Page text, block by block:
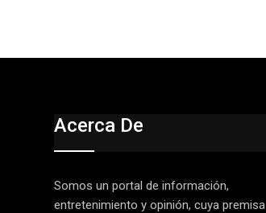
Acerca De
Somos un portal de información,
entretenimiento y opinión, cuya premisa